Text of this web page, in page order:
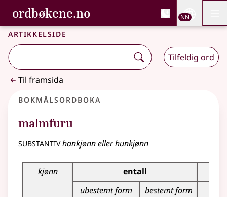
Gå til hovudinnhald
Tilgjenge
ordbøkene.no, Bokmålsordboka og
Bokmålsordboka og Nynorskordboka
NN
Artikkelside
Tilfeldig ord
Til framsida
Bokmålsordboka
malmfuru
substantivhankjønn eller hunkjønn
Bøyingstabell for dette substantivet
kjønn
entall
ubestemt form
bestemt form